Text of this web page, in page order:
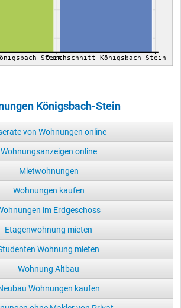
Stein
Durchschnitt Königsbach-Stein
Königsbach-Stein
von Wohnungen online
Wohnungsanzeigen online
Mietwohnungen
Wohnungen kaufen
im Erdgeschoss
Etagenwohnung mieten
Wohnung mieten
Wohnung Altbau
Wohnungen kaufen